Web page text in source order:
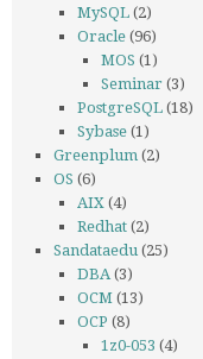
MySQL (2)
Oracle (96)
MOS (1)
Seminar (3)
PostgreSQL (18)
Sybase (1)
Greenplum (2)
OS (6)
AIX (4)
Redhat (2)
Sandataedu (25)
DBA(3)
OCM (13)
OCP (8)
1z0-053 (4)